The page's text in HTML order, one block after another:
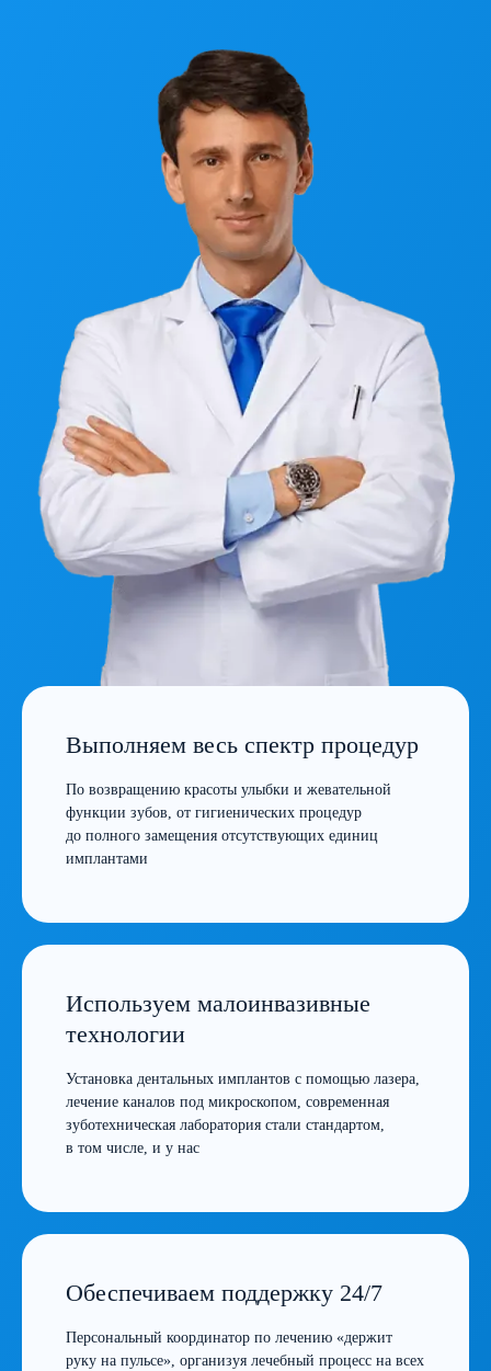
Выполняем весь спектр процедур
По возвращению красоты улыбки и жевательной
функции зубов, от гигиенических процедур
до полного замещения отсутствующих единиц
имплантами
Используем малоинвазивные
технологии
Установка дентальных имплантов с помощью лазера,
лечение каналов под микроскопом, современная
зуботехническая лаборатория стали стандартом,
в том числе, и у нас
Обеспечиваем поддержку 24/7
Персональный координатор по лечению «держит
руку на пульсе», организуя лечебный процесс на всех